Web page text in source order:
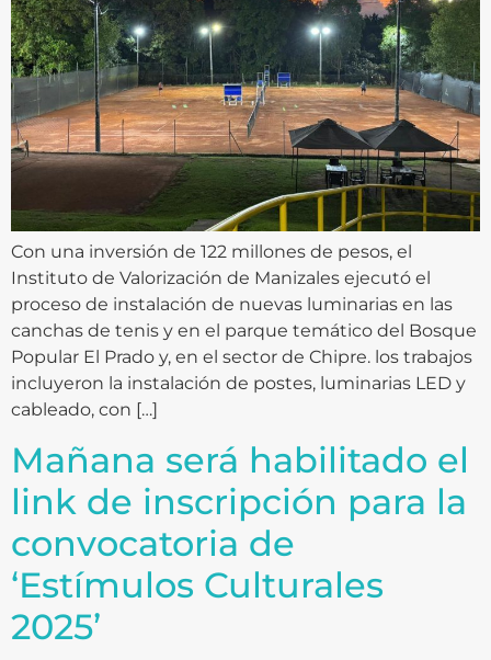
Con una inversión de 122 millones de pesos, el
Instituto de Valorización de Manizales ejecutó el
proceso de instalación de nuevas luminarias en las
canchas de tenis y en el parque temático del Bosque
Popular El Prado y, en el sector de Chipre. los trabajos
incluyeron la instalación de postes, luminarias LED y
cableado, con […]
Mañana será habilitado el
link de inscripción para la
convocatoria de
‘Estímulos Culturales
2025’